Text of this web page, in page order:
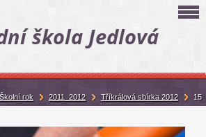
škola Jedlová
Školní rok 2011_2012 Tříkrálová sbírka 2012 15